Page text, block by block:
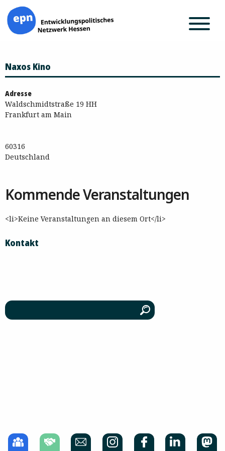
Inhalt
springen
Naxos Kino
Adresse
Waldschmidtstraße 19 HH
Frankfurt am Main
60316
Deutschland
Kommende Veranstaltungen
<li>Keine Veranstaltungen an diesem Ort</li>
Kontakt